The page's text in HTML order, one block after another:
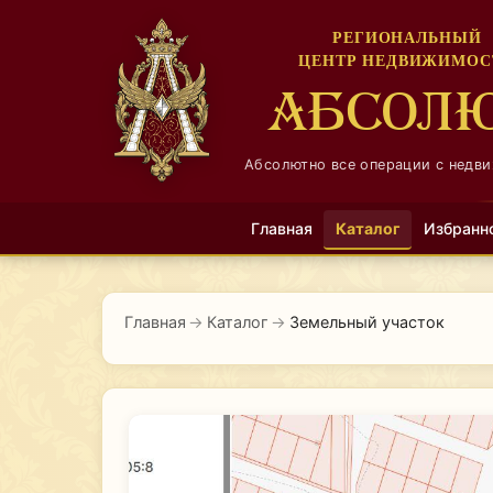
РЕГИОНАЛЬНЫЙ
ЦЕНТР
Абсолютно все операции с
Главная Каталог
Главная → Каталог → Земельный участок